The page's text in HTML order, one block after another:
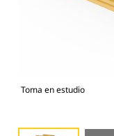
Toma en estudio